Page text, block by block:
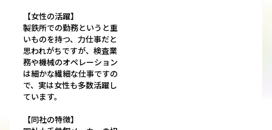
【女性の活躍】
製鉄所での勤務というと重
いものを持つ、力仕事だと
思われがちですが、検査業
務や機械のオペレーション
は細かな繊細な仕事ですの
で、実は女性も多数活躍し
ています。
【同社の特徴】